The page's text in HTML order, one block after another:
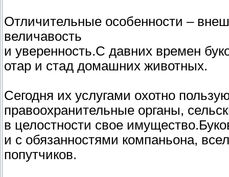
Отличительные особенности –
величавость
и уверенность.С давних времен
отар и стад домашних животных.
Сегодня их услугами охотно
правоохранительные органы,
в целостности свое
и с обязанностями компаньона,
попутчиков.